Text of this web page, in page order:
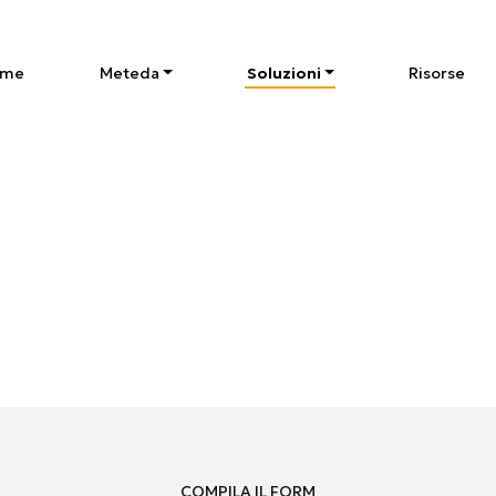
Meteda Soluzioni Risorse
COMPILA IL FORM